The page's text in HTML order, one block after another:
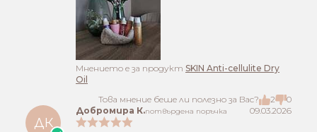
Mнението е за продукт SKIN Anti-cellulite Dry
Oil
Това мнение беше ли полезно за Вас?
2 0
ДК
Добромира К.потвърдена поръчка 09.03.2026